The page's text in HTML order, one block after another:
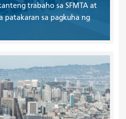
trabaho sa SFMTA at
patakaran sa pagkuha ng